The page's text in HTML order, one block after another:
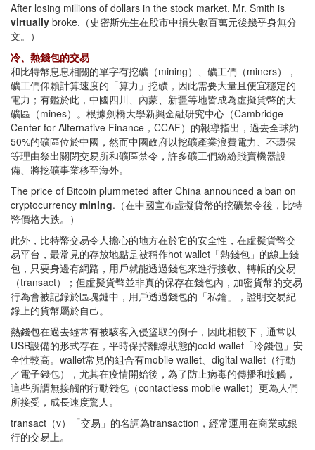
After losing millions of dollars in the stock market, Mr. Smith is
virtually broke.（史密斯先生在股市中損失數百萬元後幾乎身無分
文。）
冷、熱錢包的交易
和比特幣息息相關的單字有挖礦（mining）、礦工們（miners），
礦工們仰賴計算速度的「算力」挖礦，因此需要大量且便宜穩定的
電力；有鑑於此，中國四川、內蒙、新疆等地皆成為虛擬貨幣的大
礦區（mines）。根據劍橋大學新興金融研究中心（Cambridge
Center for Alternative Finance，CCAF）的報導指出，過去全球約
50%的礦區位於中國，然而中國政府以挖礦產業浪費電力、不環保
等理由祭出關閉交易所和礦區禁令，許多礦工們紛紛賤賣機器設
備、將挖礦事業移至海外。
The price of Bitcoin plummeted after China announced a ban on
cryptocurrency mining.（在中國宣布虛擬貨幣的挖礦禁令後，比特
幣價格大跌。）
此外，比特幣交易令人擔心的地方在於它的安全性，在虛擬貨幣交
易平台，最常見的存放地點是被稱作hot wallet「熱錢包」的線上錢
包，只要身邊有網路，用戶就能透過錢包來進行接收、轉帳的交易
（transact）；但虛擬貨幣並非真的保存在錢包內，加密貨幣的交易
行為會被記錄於區塊鏈中，用戶透過錢包的「私鑰」，證明交易紀
錄上的貨幣屬於自己。
熱錢包在過去經常有被駭客入侵盜取的例子，因此相較下，通常以
USB設備的形式存在，平時保持離線狀態的cold wallet「冷錢包」安
全性較高。wallet常見的組合有mobile wallet、digital wallet（行動
／電子錢包），尤其在疫情開始後，為了防止病毒的傳播和接觸，
這些所謂無接觸的行動錢包（contactless mobile wallet）更為人們
所接受，成長速度驚人。
transact（v）「交易」的名詞為transaction，經常運用在商業或銀
行的交易上。